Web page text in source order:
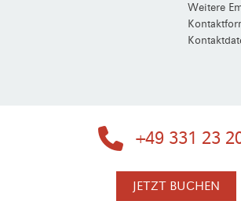
Weitere
+49 331 23
JETZT BUCHEN